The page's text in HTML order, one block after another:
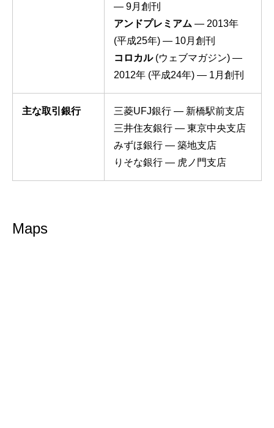
— 9月創刊
アンドプレミアム — 2013年
(平成25年) — 10月創刊
コロカル(ウェブマガジン) —
2012年 (平成24年) — 1月創刊
主な取引銀行
三菱UFJ銀行 — 新橋駅前支店
三井住友銀行 — 東京中央支店
みずほ銀行 — 築地支店
りそな銀行 — 虎ノ門支店
Maps